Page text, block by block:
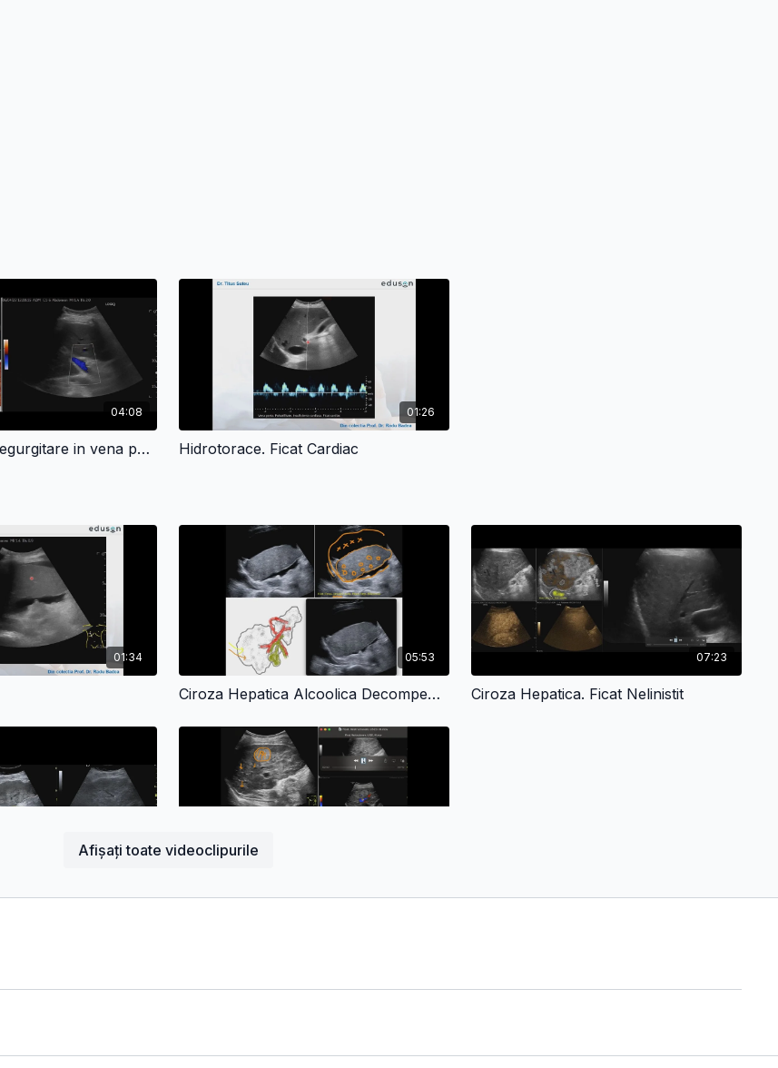
Afișați toate videoclipurile
04:08
Ficat de staza. Regurgitare in vena porta
01:26
Hidrotorace. Ficat Cardiac
01:34 05:53
Ciroza Hepatica Alcoolica Decompensata. Hidrotorace
07:23
Ciroza Hepatica. Ficat Nelinistit
06:59
Ciroza Hepatica Cu Restructurare Nodulara Pronuntata (Ficat Nelinistit) Ciroza hepatica micro si macronodulara